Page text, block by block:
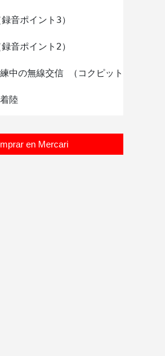
音ポイント3）
音ポイント2）
中の無線交信 （コクピットにて）
en Mercari